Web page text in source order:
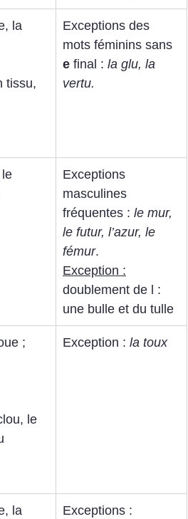
la
tissu,
Exceptions des
mots féminins sans
e final : la glu, la
vertu.
Exceptions
masculines
fréquentes : le mur,
le futur, l’azur, le
fémur.
Exception :
doublement de l :
une bulle et du tulle
;
le
Exception : la toux
la Exceptions :